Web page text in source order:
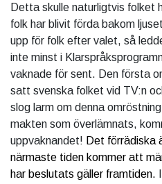
Detta skulle naturligtvis folket
folk har blivit förda bakom
upp för folk efter valet, så
inte minst i
vaknade för sent. Den första
satt svenska folket vid TV:n
slog larm om denna
makten som överlämnats,
uppvaknandet! Det förrädiska
närmaste tiden kommer att
har beslutats gäller framtiden.